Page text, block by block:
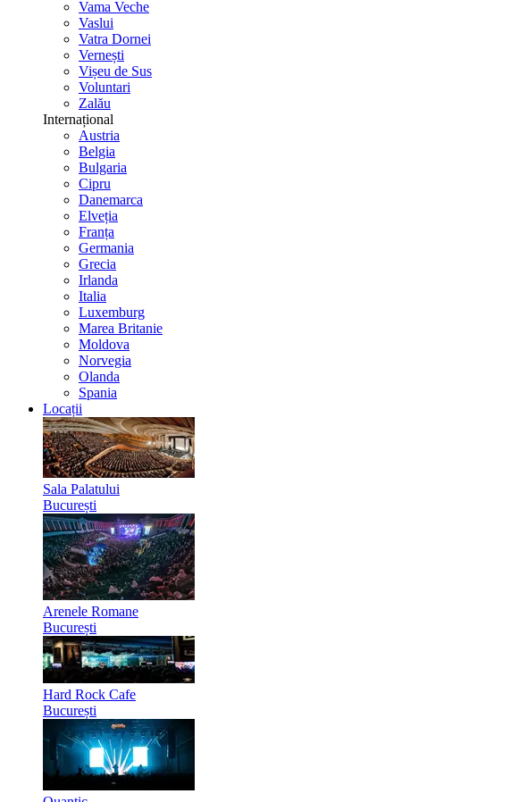
Vama Veche
Vaslui
Vatra Dornei
Vernești
Vișeu de Sus
Voluntari
Zalău
Internațional
Austria
Belgia
Bulgaria
Cipru
Danemarca
Elveția
Franța
Germania
Grecia
Irlanda
Italia
Luxemburg
Marea Britanie
Moldova
Norvegia
Olanda
Spania
Locații
Sala Palatului
București
Arenele Romane
București
Hard Rock Cafe
București